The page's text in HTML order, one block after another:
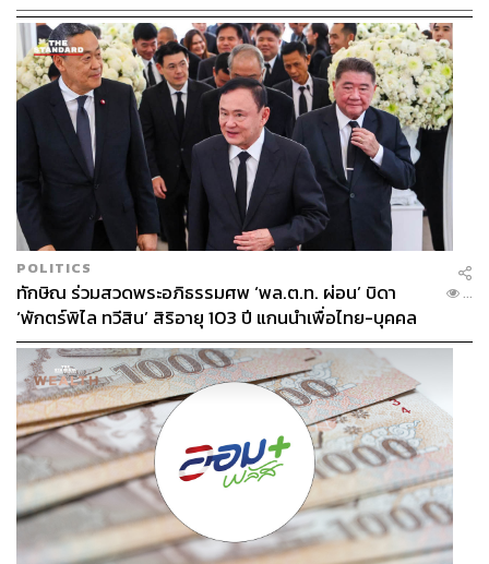
POLITICS
ทักษิณ ร่วมสวดพระอภิธรรมศพ ‘พล.ต.ท. ผ่อน’ บิดา
‘พักตร์พิไล ทวีสิน’ สิริอายุ 103 ปี แกนนำเพื่อไทย-บุคคล
หลากวงการร่วมอาลัย
...